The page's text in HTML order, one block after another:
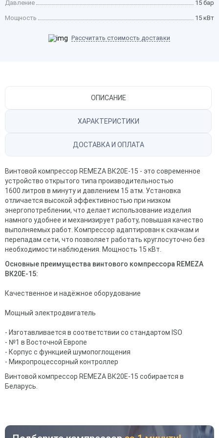
Давление 15 бар
Мощность 15 кВт
Рассчитать стоимость доставки
ОПИСАНИЕ
ХАРАКТЕРИСТИКИ
ДОСТАВКА И ОПЛАТА
Винтовой компрессор REMEZA ВК20E-15 - это современное
устройство открытого типа производительностью
1600 литров в минуту и давлением 15 атм. Установка
отличается высокой эффективностью при низком
энергопотреблении, что делает использование изделия
намного удобнее и механизирует работу, повышая качество
выполняемых работ. Компрессор адаптирован к скачкам и
перепадам сети, что позволяет работать круглосуточно без
необходимости наблюдения. Мощность 15 кВт.
Основные преимущества винтового компрессора REMEZA
ВК20E-15:
Качественное и надёжное оборудование
Мощный электродвигатель
- Изготавливается в соответствии со стандартом ISO
- №1 в Восточной Европе
- Корпус с функцией шумопоглощения
- Микропроцессорный контроллер
Винтовой компрессор REMEZA ВК20E-15 собирается в
Беларусь.